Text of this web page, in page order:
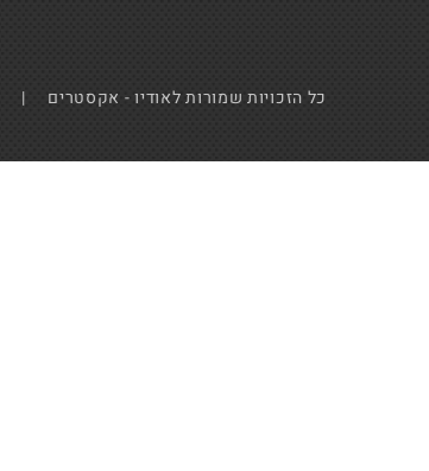
כל הזכויות שמורות לאודיו - אקסטרים |